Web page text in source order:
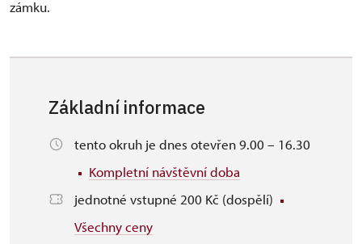
zámku.
Základní informace
tento okruh je dnes otevřen 9.00 – 16.30
Kompletní návštěvní doba
jednotné vstupné 200 Kč (dospělí)
Všechny ceny